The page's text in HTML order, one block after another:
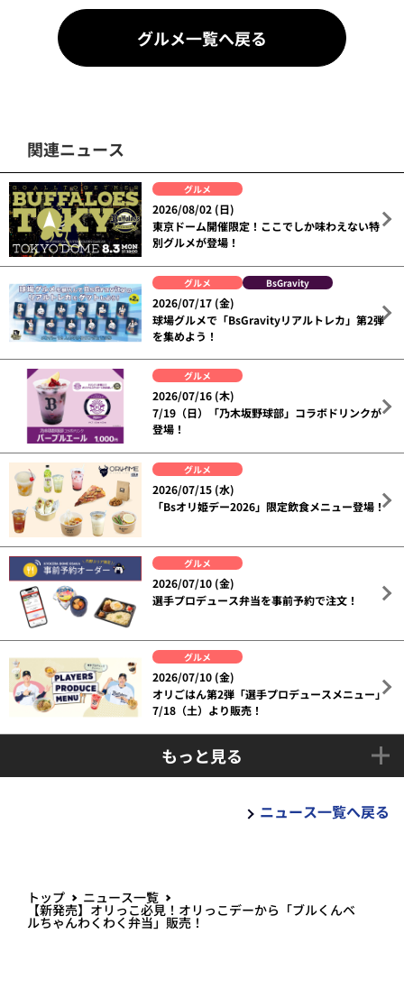
グルメ一覧へ戻る
関連ニュース
グルメ
2026/08/02 (日)
東京ドーム開催限定！ここでしか味わえない特
別グルメが登場！
グルメ BsGravity
2026/07/17 (金)
球場グルメで「BsGravityリアルトレカ」第2弾
を集めよう！
グルメ
2026/07/16 (木)
7/19（日）「乃木坂野球部」コラボドリンクが
登場！
グルメ
2026/07/15 (水)
「Bsオリ姫デー2026」限定飲食メニュー登場！
グルメ
2026/07/10 (金)
選手プロデュース弁当を事前予約で注文！
グルメ
2026/07/10 (金)
オリごはん第2弾「選手プロデュースメニュー」
7/18（土）より販売！
もっと見る
ニュース一覧へ戻る
トップ ニュース一覧
【新発売】オリっこ必見！オリっこデーから「ブルくんベ
ルちゃんわくわく弁当」販売！